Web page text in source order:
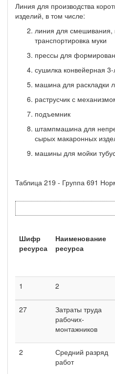
Линия для производства
изделий, в том числе:
линия для смешивания,
транспортировка муки
прессы для
сушилка конвейерная
машина для раскладки
раструсчик с
подъемник
штампмашина для
сырых макаронных
машины для мойки
Таблица 219 - Группа 691
Шифр
ресурса
Наименование
ресурса
1 2
27
Затраты труда
рабочих-
монтажников
2
Средний разряд
работ